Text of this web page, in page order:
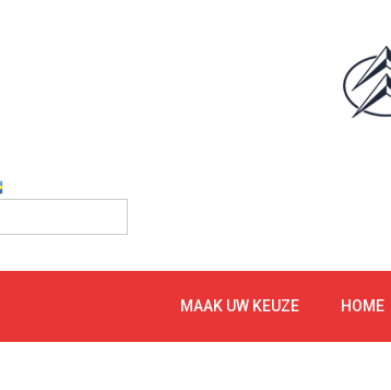
MAAK UW KEUZE HOME